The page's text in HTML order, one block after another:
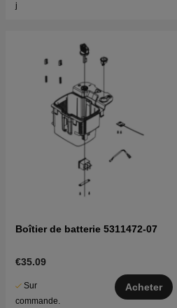
j
Boîtier de batterie 5311472-07
€35.09
Sur
commande.
Acheter